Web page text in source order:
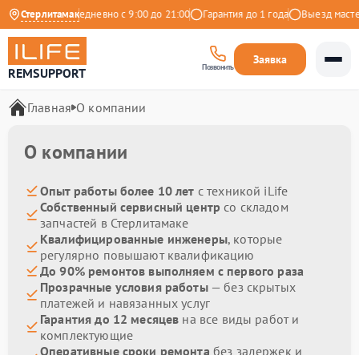
Стерлитамак
Яндекс Ежедневно с 9:00 до 21:00 Гарантия до 1 года Выезд
REMSUPPORT Позвонить
Заявка
Главная О компании
О компании
Опыт работы более 10 лет с техникой iLife
Собственный сервисный центр со складом
запчастей в Стерлитамаке
Квалифицированные инженеры, которые
регулярно повышают квалификацию
До 90% ремонтов выполняем с первого раза
Прозрачные условия работы— без скрытых
платежей и навязанных услуг
Гарантия до 12 месяцев на все виды работ и
комплектующие
Оперативные сроки ремонтабез задержек и